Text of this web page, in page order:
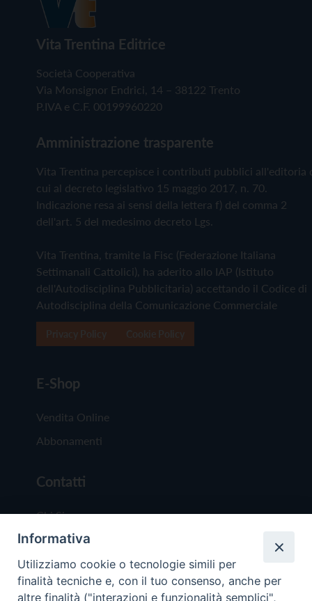
Vita Trentina Editrice
Società Cooperativa
Via Monsignor Endrici, 14 – 38122 Trento
P.IVA e C.F. 00199960220
Amministrazione trasparente
Vita Trentina percepisce i contributi pubblici all'editoria
cui al decreto legislativo 15 maggio 2017, n. 70.
Indicazione resa ai sensi della lettera f) del comma 2
dell'art. 5 del medesimo decreto Lgs.
Vita Trentina, tramite la Fisc (Federazione Italiana
Settimanali Cattolici), ha aderito allo IAP (Istituto
dell'Autodisciplina Pubblicitaria) accettando il Codice di
Autodisciplina della Comunicazione Commerciale
E-Shop
Vendita Online
Abbonamenti
Contatti
Chi Siamo
Redazione
Scrivici
Informativa
Utilizziamo cookie o tecnologie simili per
finalità tecniche e, con il tuo consenso, anche per
altre finalità ("interazioni e funzionalità semplici",